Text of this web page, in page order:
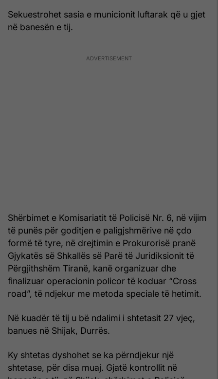
Sekuestrohet sasia e municionit luftarak që u gjet
në banesën e tij.
Shërbimet e Komisariatit të Policisë Nr. 6, në vijim
të punës për goditjen e paligjshmërive në çdo
formë të tyre, në drejtimin e Prokurorisë pranë
Gjykatës së Shkallës së Parë të Juridiksionit të
Përgjithshëm Tiranë, kanë organizuar dhe
finalizuar operacionin policor të koduar “Cross
road”, të ndjekur me metoda speciale të hetimit.
Në kuadër të tij u bë ndalimi i shtetasit 27 vjeç,
banues në Shijak, Durrës.
Ky shtetas dyshohet se ka përndjekur një
shtetase, për disa muaj. Gjatë kontrollit në